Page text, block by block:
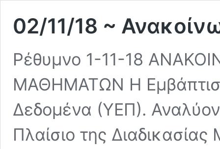
02/11/18 ~
Ρέθυμνο 1-11-18
ΜΑΘΗΜΑΤΩΝ Η
Δεδομένα (ΥΕΠ).
Πλαίσιο της